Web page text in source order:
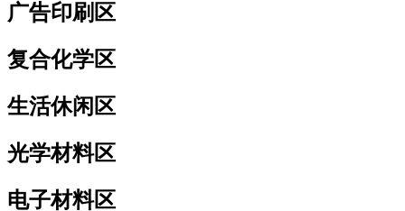
广告印刷区
复合化学区
生活休闲区
光学材料区
电子材料区